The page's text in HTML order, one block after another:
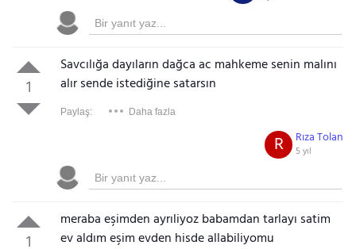
1
Savcılığa dayıların dağca ac mahkeme senin malını
alır sende istediğine satarsın
Paylaş: Daha fazla
Rıza Tolan
5 yıl
R
1
meraba eşimden ayrıliyoz babamdan tarlayı satim
ev aldım eşim evden hisde allabiliyomu